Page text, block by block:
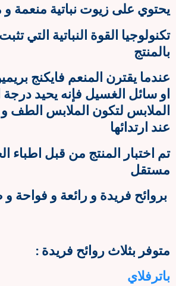
يحتوي على زيوت نباتية منعمة
تكنولوجيا القوة النباتية التي
بالمنتج
عندما يقترن المنعم فايكنج
او سائل الغسيل فإنه يحيد
الملابس لتكون الملابس الطف
عند ارتدائها
تم اختبار المنتج من قبل اطباء
مستقل
بروائح فريدة و رائعة و فواحة و
متوفر بثلاث روائح فريدة :
باترفلاي